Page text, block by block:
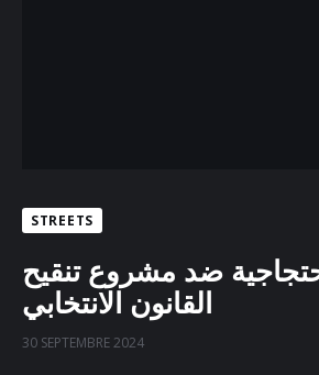
STREETS
ضد مشروع تنقيح
القانون الانتخابي
30 SEPTEMBRE 2024